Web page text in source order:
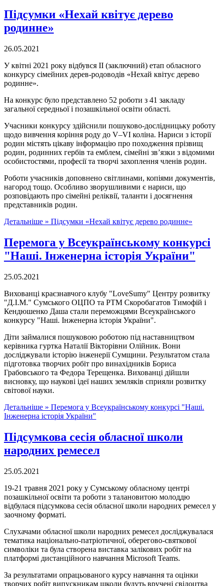
Підсумки «Нехай квітує дерево
родинне»
26.05.2021
У квітні 2021 року відбувся ІІ (заключний) етап обласного
конкурсу сімейних дерев-родоводів «Нехай квітує дерево
родинне».
На конкурс було представлено 52 роботи з 41 закладу
загальної середньої і позашкільної освіти області.
Учасники конкурсу здійснили пошуково-дослідницьку роботу
щодо вивчення коріння роду до V–VI коліна. Нариси з історії
родин містять цікаву інформацію про походження прізвищ
родин, родинних гербів та емблем, сімейні зв’язки з відомими
особистостями, професії та творчі захоплення членів родин.
Роботи учасників доповнено світлинами, копіями документів,
нагород тощо. Особливо зворушливими є нариси, що
розповідають про сімейні реліквії, таланти і досягнення
представників родин.
Детальніше » Підсумки «Нехай квітує дерево родинне»
Перемога у Всеукраїнському конкурсі
"Наші. Інженерна історія України"
25.05.2021
Вихованці краєзнавчого клубу "LoveSumy" Центру розвитку
"Д.І.М." Сумського ОЦПО та РТМ Скоробагатов Тимофій і
Кендюшенко Даша стали переможцями Всеукраїнського
конкурсу "Наші. Інженерна історія України".
Діти займалися пошуковою роботою під наставництвом
керівника гуртка Наталії Вікторівни Олійник. Вони
досліджували історію інженерії Сумщини. Результатом стала
підготовка творчих робіт про винахідників Бориса
Грабовського та Федора Терещенка. Вихованці дійшли
висновку, що наукові ідеї наших земляків сприяли розвитку
світової науки.
Детальніше » Перемога у Всеукраїнському конкурсі "Наші.
Інженерна історія України"
Підсумкова сесія обласної школи
народних ремесел
25.05.2021
19-21 травня 2021 року у Сумському обласному центрі
позашкільної освіти та роботи з талановитою молоддю
відбулася підсумкова сесія обласної школи народних ремесел у
заочному форматі.
Слухачами обласної школи народних ремесел досліджувалася
тематика національно-патріотичної, оберегово-святкової
символіки та була створена виставка залікових робіт на
платформі дистанційного навчання Microsoft Teams.
За результатами опрацьованого курсу навчання та оцінки
творчих робіт випускникам школи будуть вручені свідоцтва